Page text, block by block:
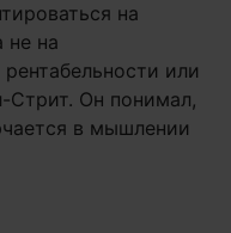
на
не на
или
Стрит. Он понимал,
в мышлении